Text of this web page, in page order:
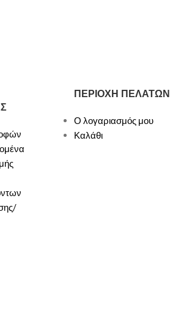
ΠΕΡΙΟΧΗ ΠΕΛΑΤΩΝ
Ο λογαριασμός μου
Καλάθι